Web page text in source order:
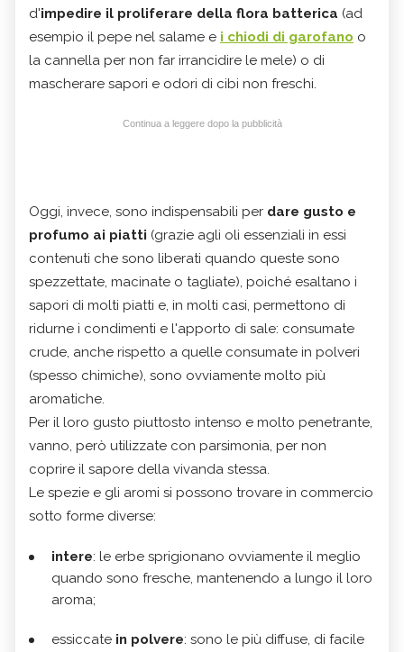
d'impedire il proliferare della flora batterica (ad
esempio il pepe nel salame e i chiodi di garofano o
la cannella per non far irrancidire le mele) o di
mascherare sapori e odori di cibi non freschi.
Continua a leggere dopo la pubblicità
Oggi, invece, sono indispensabili per dare gusto e
profumo ai piatti (grazie agli oli essenziali in essi
contenuti che sono liberati quando queste sono
spezzettate, macinate o tagliate), poiché esaltano i
sapori di molti piatti e, in molti casi, permettono di
ridurne i condimenti e l'apporto di sale: consumate
crude, anche rispetto a quelle consumate in polveri
(spesso chimiche), sono ovviamente molto più
aromatiche.
Per il loro gusto piuttosto intenso e molto penetrante,
vanno, però utilizzate con parsimonia, per non
coprire il sapore della vivanda stessa.
Le spezie e gli aromi si possono trovare in commercio
sotto forme diverse:
intere: le erbe sprigionano ovviamente il meglio
quando sono fresche, mantenendo a lungo il loro
aroma;
essiccate in polvere: sono le più diffuse, di facile